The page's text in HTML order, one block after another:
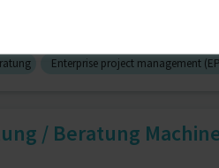
Enterprise project management
/ Beratung